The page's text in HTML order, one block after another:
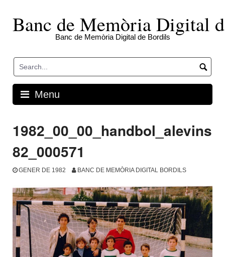
contentBanc de Memòria Digital
Banc de Memòria Digital de Bordils
Menu
1982_00_00_handbol_alevins
82_000571
GENER DE 1982 BANC DE MEMÒRIA DIGITAL BORDILS